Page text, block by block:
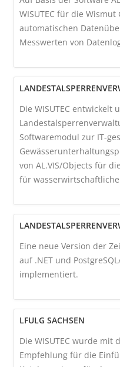
WISUTEC für die
automatischen
Messwerten von
Die WISUTEC
Softwaremodul zur IT-
von AL.VIS/Objects für
für
Eine neue Version der
auf .NET und
implementiert.
LFULG SACHSEN
Die WISUTEC wurde mit
Empfehlung für die